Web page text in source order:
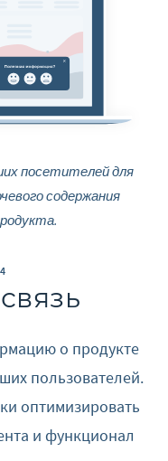
посетителей для
содержания
о продукте
пользователей.
оптимизировать
и функционал